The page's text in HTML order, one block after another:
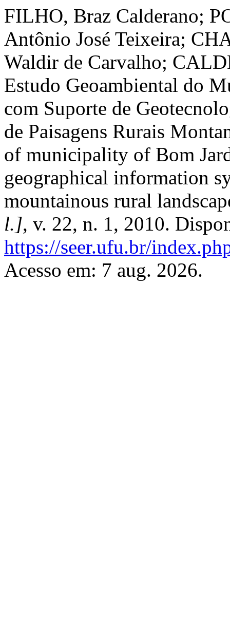
FILHO, Braz Calderano;
Antônio José Teixeira;
Waldir de Carvalho;
Estudo Geoambiental do
com Suporte de
de Paisagens Rurais
of municipality of Bom
geographical information
mountainous rural
l.], v. 22, n. 1, 2010.
https://seer.ufu.br/
Acesso em: 7 aug. 2026.